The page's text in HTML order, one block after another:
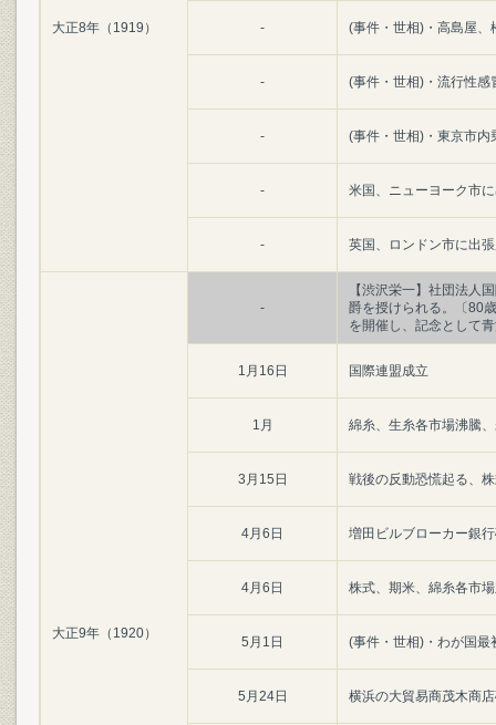
大正8年（1919） - (事件・世相)・高島屋、
- (事件・世相)・流行性感
- (事件・世相)・東京市内
- 米国、ニューヨーク市
- 英国、ロンドン市に出
大正9年（1920）
-
【渋沢栄一】社団法人
爵を授けられる。〔80
を開催し、記念として
1月16日 国際連盟成立
1月 綿糸、生糸各市場沸騰
3月15日 戦後の反動恐慌起る、
4月6日 増田ビルブローカー銀
4月6日 株式、期米、綿糸各市
5月1日 (事件・世相)・わが国最
5月24日 横浜の大貿易商茂木商